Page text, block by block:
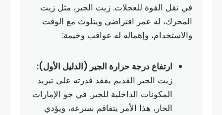
في نقل القوة للعجلات. زيت الجير، مثل زيت
المحرك، له عمر افتراضي ويتلوث مع الوقت
والاستخدام، وإهماله له عواقب وخيمة:
ارتفاع درجة حرارة الجير (الدليل الأول):
زيت الجير القديم يفقد قدرته على تبريد
المكونات الداخلية للجير. في جو الإمارات
الحار، هذا الأمر يتفاقم بسرعة، ويؤدي